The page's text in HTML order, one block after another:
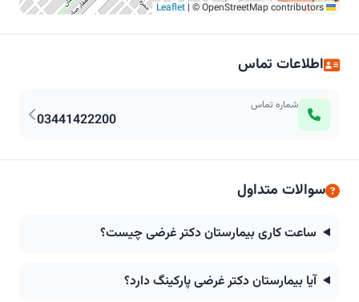
| © OpenStreetMap contributors
اطلاعات تماس
شماره تماس
03441422200
سوالات متداول
ساعت کاری بیمارستان دکتر غرضی چیست؟
آیا بیمارستان دکتر غرضی پارکینگ دارد؟